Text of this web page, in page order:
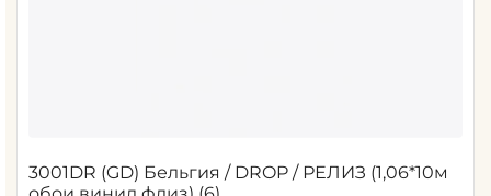
3001DR (GD) Бельгия / DROP / РЕЛИЗ (1,06*10м